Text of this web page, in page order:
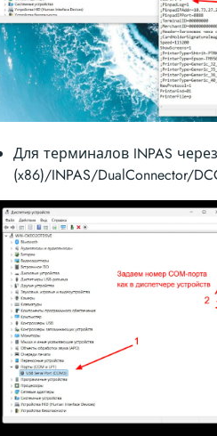
Для терминалов INPAS
(x86)/INPAS/DualConnector/